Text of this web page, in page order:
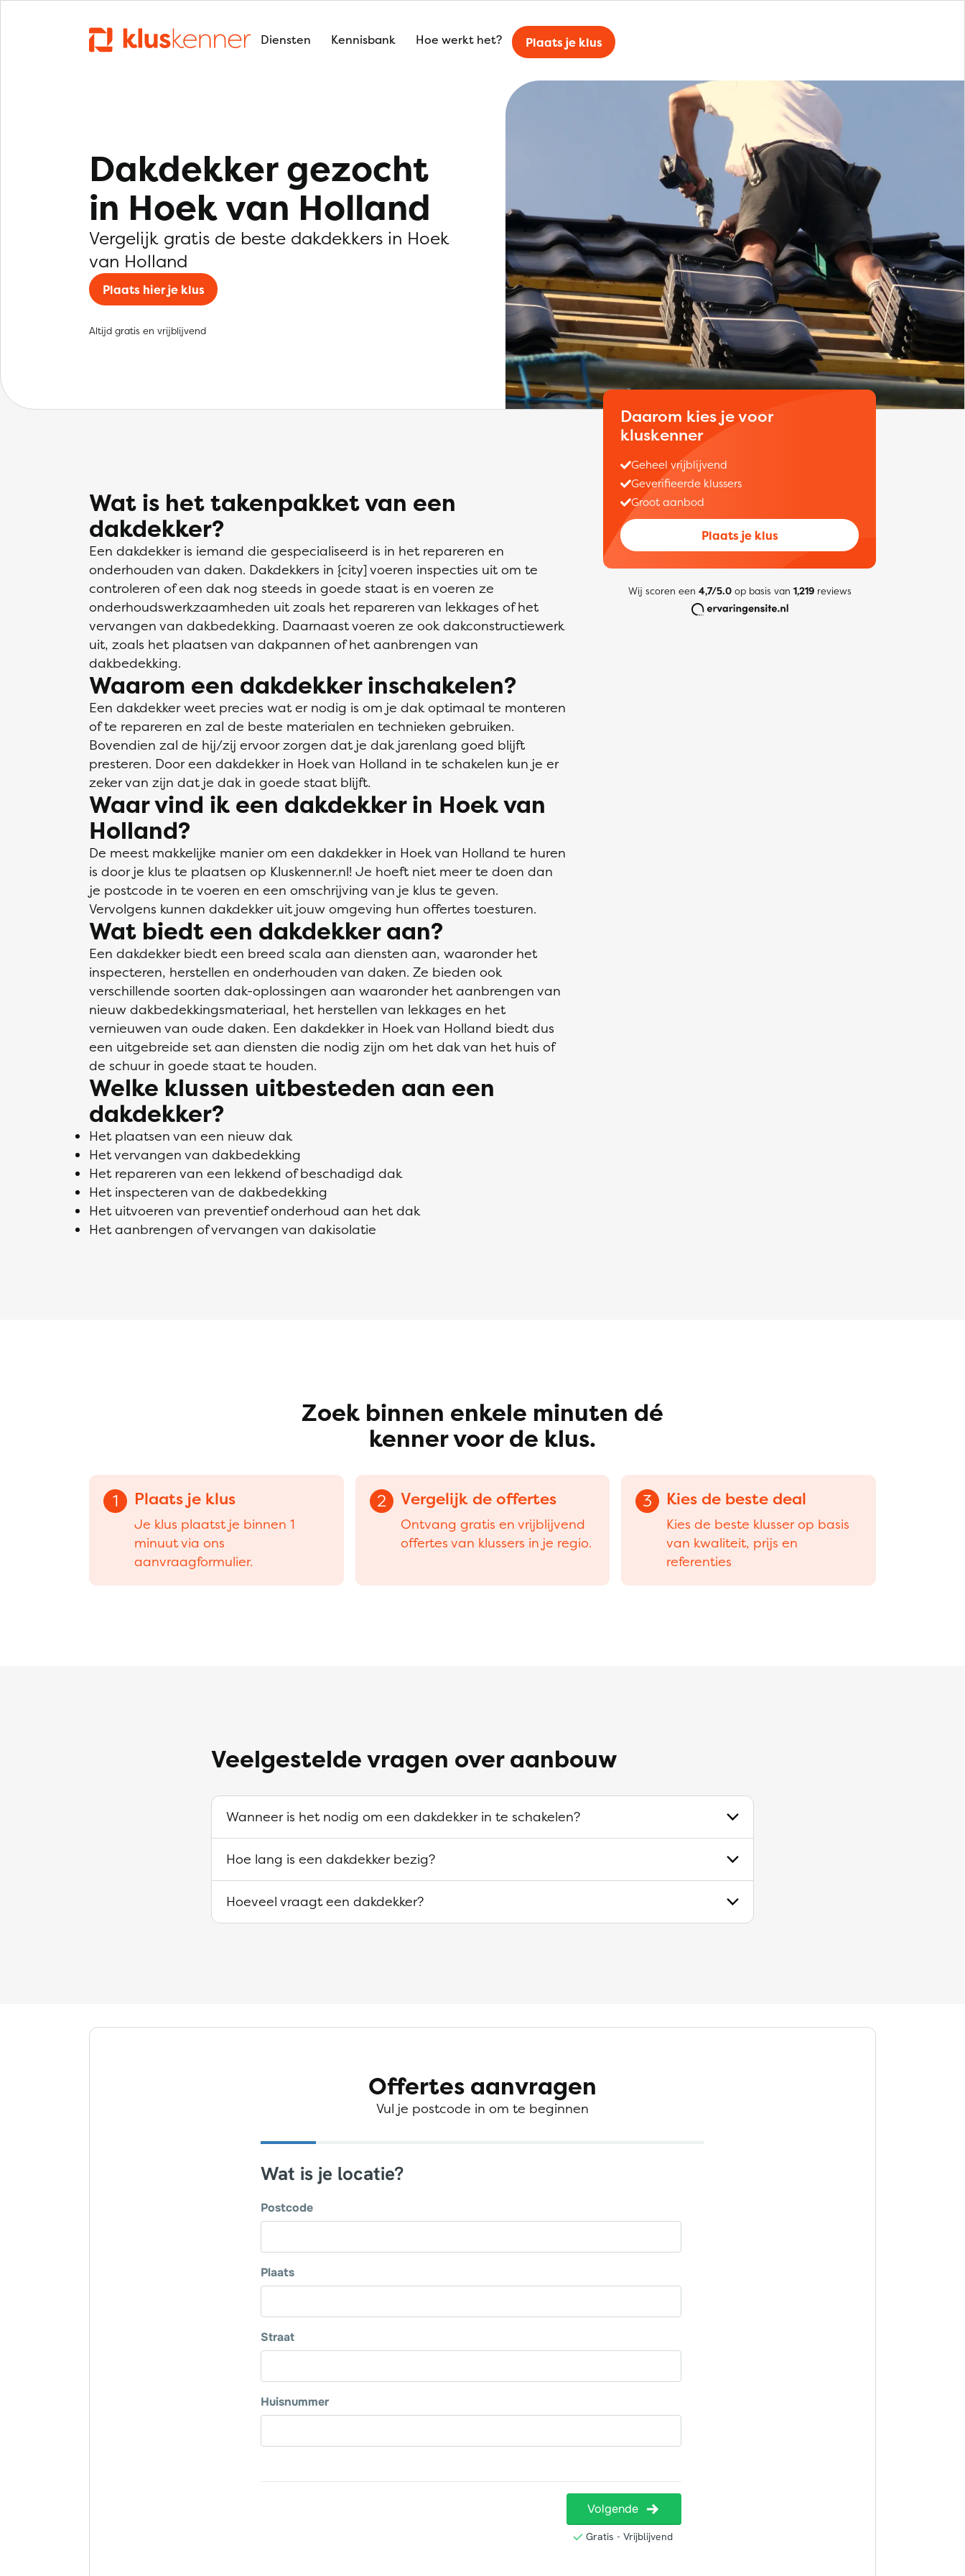
Diensten Kennisbank Hoe werkt het? Plaats je klus
Dakdekker gezocht
in Hoek van Holland
Vergelijk gratis de beste dakdekkers in Hoek
van Holland
Plaats hier je klus
Altijd gratis en vrijblijvend
Wat is het takenpakket van een
dakdekker?
Een dakdekker is iemand die gespecialiseerd is in het repareren en
onderhouden van daken. Dakdekkers in {city] voeren inspecties uit om te
controleren of een dak nog steeds in goede staat is en voeren ze
onderhoudswerkzaamheden uit zoals het repareren van lekkages of het
vervangen van dakbedekking. Daarnaast voeren ze ook dakconstructiewerk
uit, zoals het plaatsen van dakpannen of het aanbrengen van
dakbedekking.
Waarom een dakdekker inschakelen?
Een dakdekker weet precies wat er nodig is om je dak optimaal te monteren
of te repareren en zal de beste materialen en technieken gebruiken.
Bovendien zal de hij/zij ervoor zorgen dat je dak jarenlang goed blijft
presteren. Door een dakdekker in Hoek van Holland in te schakelen kun je er
zeker van zijn dat je dak in goede staat blijft.
Waar vind ik een dakdekker in Hoek van
Holland?
De meest makkelijke manier om een dakdekker in Hoek van Holland te huren
is door je klus te plaatsen op Kluskenner.nl! Je hoeft niet meer te doen dan
je postcode in te voeren en een omschrijving van je klus te geven.
Vervolgens kunnen dakdekker uit jouw omgeving hun offertes toesturen.
Wat biedt een dakdekker aan?
Een dakdekker biedt een breed scala aan diensten aan, waaronder het
inspecteren, herstellen en onderhouden van daken. Ze bieden ook
verschillende soorten dak-oplossingen aan waaronder het aanbrengen van
nieuw dakbedekkingsmateriaal, het herstellen van lekkages en het
vernieuwen van oude daken. Een dakdekker in Hoek van Holland biedt dus
een uitgebreide set aan diensten die nodig zijn om het dak van het huis of
de schuur in goede staat te houden.
Welke klussen uitbesteden aan een
dakdekker?
Het plaatsen van een nieuw dak
Het vervangen van dakbedekking
Het repareren van een lekkend of beschadigd dak
Het inspecteren van de dakbedekking
Het uitvoeren van preventief onderhoud aan het dak
Het aanbrengen of vervangen van dakisolatie
Daarom kies je voor
kluskenner
Geheel vrijblijvend
Geverifieerde klussers
Groot aanbod
Plaats je klus
Wij scoren een 4,7/5.0op basis van 1,219reviews
Zoek binnen enkele minuten dé
kenner voor de klus.
1 Plaats je klus
Je klus plaatst je binnen 1
minuut via ons
aanvraagformulier.
2 Vergelijk de offertes
Ontvang gratis en vrijblijvend
offertes van klussers in je regio.
3 Kies de beste deal
Kies de beste klusser op basis
van kwaliteit, prijs en
referenties
Veelgestelde vragen over aanbouw
Wanneer is het nodig om een dakdekker in te schakelen?
Hoe lang is een dakdekker bezig?
Hoeveel vraagt een dakdekker?
Offertes aanvragen
Vul je postcode in om te beginnen